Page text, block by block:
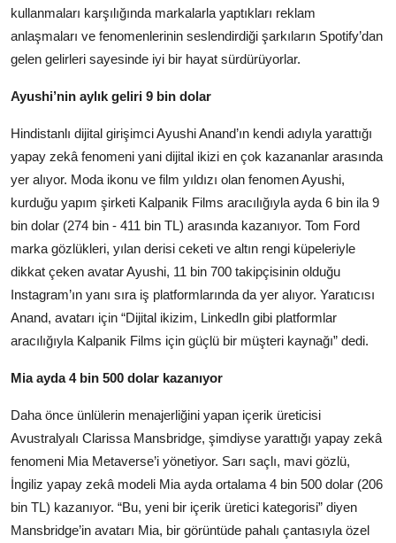
kullanmaları karşılığında markalarla yaptıkları reklam
anlaşmaları ve fenomenlerinin seslendirdiği şarkıların Spotify’dan
gelen gelirleri sayesinde iyi bir hayat sürdürüyorlar.
Ayushi’nin aylık geliri 9 bin dolar
​Hindistanlı dijital girişimci Ayushi Anand’ın kendi adıyla yarattığı
yapay zekâ fenomeni yani dijital ikizi en çok kazananlar arasında
yer alıyor. Moda ikonu ve film yıldızı olan fenomen Ayushi,
kurduğu yapım şirketi Kalpanik Films aracılığıyla ayda 6 bin ila 9
bin dolar (274 bin - 411 bin TL) arasında kazanıyor. Tom Ford
marka gözlükleri, yılan derisi ceketi ve altın rengi küpeleriyle
dikkat çeken avatar Ayushi, 11 bin 700 takipçisinin olduğu
Instagram’ın yanı sıra iş platformlarında da yer alıyor. Yaratıcısı
Anand, avatarı için “Dijital ikizim, LinkedIn gibi platformlar
aracılığıyla Kalpanik Films için güçlü bir müşteri kaynağı” dedi.
Mia ayda 4 bin 500 dolar kazanıyor
Daha önce ünlülerin menajerliğini yapan içerik üreticisi
Avustralyalı Clarissa Mansbridge, şimdiyse yarattığı yapay zekâ
fenomeni Mia Metaverse’i yönetiyor. Sarı saçlı, mavi gözlü,
İngiliz yapay zekâ modeli Mia ayda ortalama 4 bin 500 dolar (206
bin TL) kazanıyor. “Bu, yeni bir içerik üretici kategorisi” diyen
Mansbridge’in avatarı Mia, bir görüntüde pahalı çantasıyla özel